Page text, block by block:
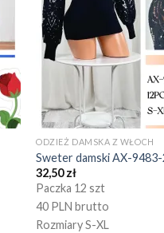
ODZIEŻ DAMSKA Z WŁOCH
Sweter damski AX-
32,50zł
Paczka 12 szt
40 PLN brutto
Rozmiary S-XL